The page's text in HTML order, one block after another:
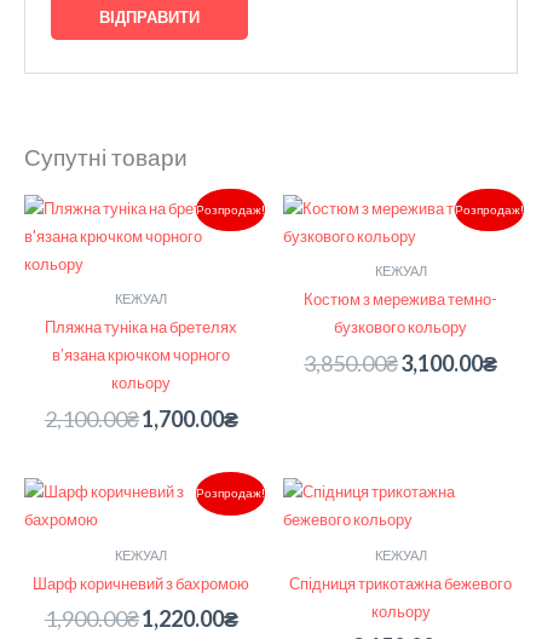
Супутні товари
Розпродаж!
КЕЖУАЛ
Пляжна туніка на бретелях
в’язана крючком чорного
кольору
2,100.00₴
Оригінальна
ціна:
2,100.00₴.
1,700.00₴
Поточна
ціна:
1,700.00₴.
Розпродаж!
КЕЖУАЛ
Костюм з мережива темно-
бузкового кольору
3,850.00₴
Оригінальна
ціна:
3,850.00₴.
3,100.00₴
ціна:
Розпродаж!
КЕЖУАЛ
Шарф коричневий з бахромою
1,900.00₴
Оригінальна
ціна:
1,220.00₴
Поточна
ціна:
1,220.00₴.
КЕЖУАЛ
Спідниця трикотажна бежевого
кольору